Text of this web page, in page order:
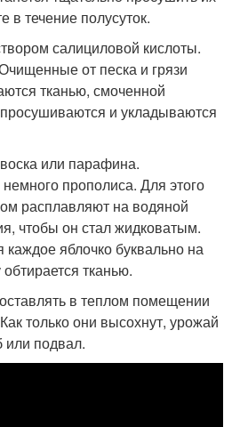
в течение полусуток.
салициловой кислоты.
от песка и грязи
тканью, смоченной
и укладываются
или парафина.
прополиса. Для этого
расплавляют на водяной
чтобы он стал жидковатым.
каждое яблочко буквально на
тканью.
в теплом помещении
только они высохнут, урожай
или подвал.